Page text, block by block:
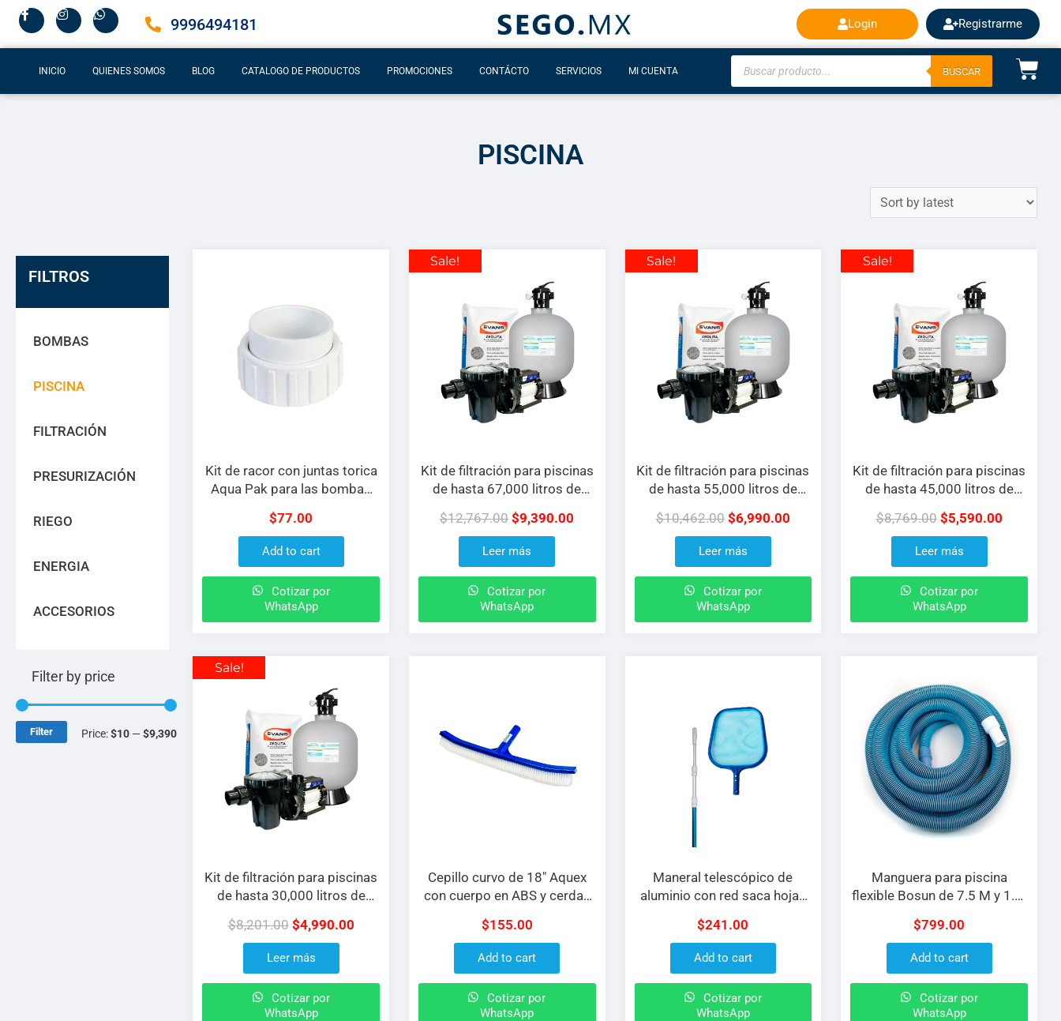
9996494181 Login Registrarme
INICIO QUIENES SOMOS BLOG CATALOGO DE PRODUCTOS PROMOCIONES CONTÁCTO SERVICIOS MI CUENTA BUSCAR
PISCINA
FILTROS
BOMBAS
PISCINA
FILTRACIÓN
PRESURIZACIÓN
RIEGO
ENERGIA
ACCESORIOS
Filter by price
Filter Price:$10 —$9,390
Kit de racor con juntas torica
Aqua Pak para las bombas
$77.00
Add to cart
Cotizar por
WhatsApp
Sale!
Kit de filtración para piscinas
de hasta 67,000 litros de
$12,767.00 $9,390.00
Leer más
Cotizar por
WhatsApp
Sale!
Kit de filtración para piscinas
de hasta 55,000 litros de
$10,462.00 $6,990.00
Leer más
Cotizar por
WhatsApp
Sale!
Kit de filtración para piscinas
de hasta 45,000 litros de
$8,769.00 $5,590.00
Leer más
Cotizar por
WhatsApp
Sale!
Kit de filtración para piscinas
de hasta 30,000 litros de
$8,201.00 $4,990.00
Leer más
Cotizar por
WhatsApp
Cepillo curvo de 18″ Aquex
con cuerpo en ABS y cerdas
$155.00
Add to cart
Cotizar por
WhatsApp
Maneral telescópico de
aluminio con red saca hojas
largo dividido en 2 secciones
$241.00
Add to cart
Cotizar por
WhatsApp
Manguera para piscina
flexible Bosun de 7.5 M y 1.5″
$799.00
Add to cart
Cotizar por
WhatsApp